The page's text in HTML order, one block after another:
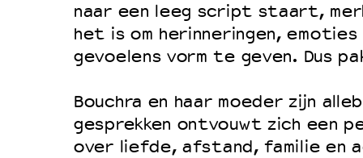
naar een leeg script staart,
het is om herinneringen,
gevoelens vorm te geven. Dus
Bouchra en haar moeder zijn
gesprekken ontvouwt zich een
over liefde, afstand, familie en